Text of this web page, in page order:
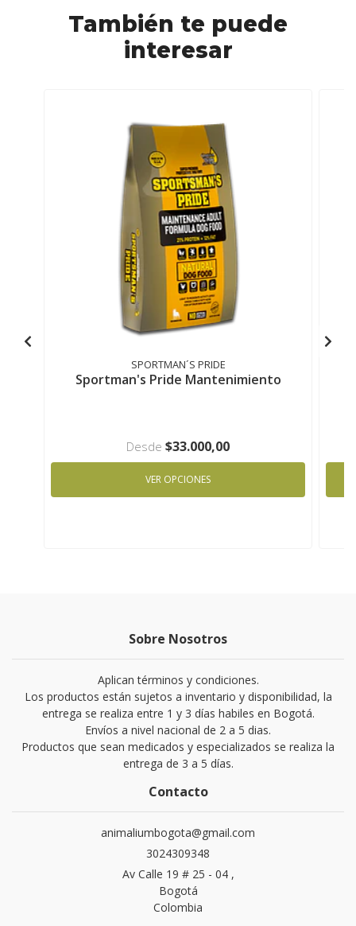
También te puede
interesar
SPORTMAN´S PRIDE
Sportman's Pride Mantenimiento
Desde $33.000,00
VER OPCIONES
Sobre Nosotros
Aplican términos y condiciones.
Los productos están sujetos a inventario y disponibilidad, la
entrega se realiza entre 1 y 3 días habiles en Bogotá.
Envíos a nivel nacional de 2 a 5 dias.
Productos que sean medicados y especializados se realiza la
entrega de 3 a 5 días.
Contacto
animaliumbogota@gmail.com
3024309348
Av Calle 19 # 25 - 04 ,
Bogotá
Colombia